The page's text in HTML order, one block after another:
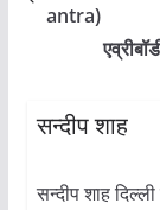
antra)
सन्दीप शाह
सन्दीप शाह